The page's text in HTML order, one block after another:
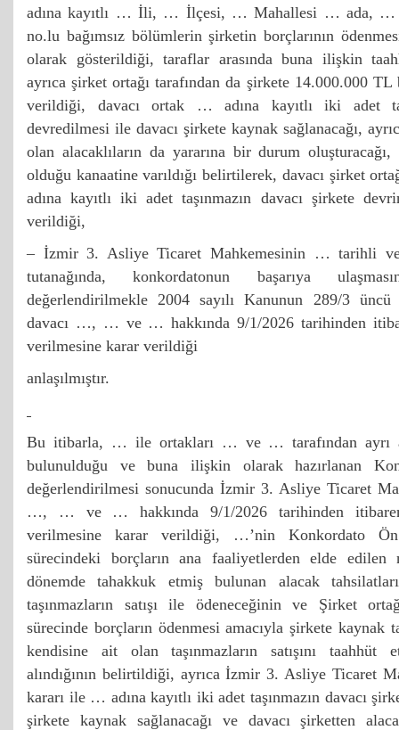
adına kayıtlı … İli, … İlçesi, … Mahallesi … ada, …
no.lu bağımsız bölümlerin şirketin borçlarının
olarak gösterildiği, taraflar arasında buna ilişkin
ayrıca şirket ortağı tarafından da şirkete 14.000.000
verildiği, davacı ortak … adına kayıtlı iki adet
devredilmesi ile davacı şirkete kaynak sağlanacağı,
olan alacaklıların da yararına bir durum
olduğu kanaatine varıldığı belirtilerek, davacı şirket
adına kayıtlı iki adet taşınmazın davacı şirkete
verildiği,
– İzmir 3. Asliye Ticaret Mahkemesinin … tarihli
tutanağında, konkordatonun başarıya
değerlendirilmekle 2004 sayılı Kanunun 289/3 üncü
davacı …, … ve … hakkında 9/1/2026 tarihinden
verilmesine karar verildiği
anlaşılmıştır.
Bu itibarla, … ile ortakları … ve … tarafından ayrı
bulunulduğu ve buna ilişkin olarak hazırlanan
değerlendirilmesi sonucunda İzmir 3. Asliye Ticaret
…, … ve … hakkında 9/1/2026 tarihinden
verilmesine karar verildiği, …’nin Konkordato Ön
sürecindeki borçların ana faaliyetlerden elde
dönemde tahakkuk etmiş bulunan alacak
taşınmazların satışı ile ödeneceğinin ve Şirket
sürecinde borçların ödenmesi amacıyla şirkete kaynak
kendisine ait olan taşınmazların satışını taahhüt
alındığının belirtildiği, ayrıca İzmir 3. Asliye Ticaret
kararı ile … adına kayıtlı iki adet taşınmazın davacı
şirkete kaynak sağlanacağı ve davacı şirketten